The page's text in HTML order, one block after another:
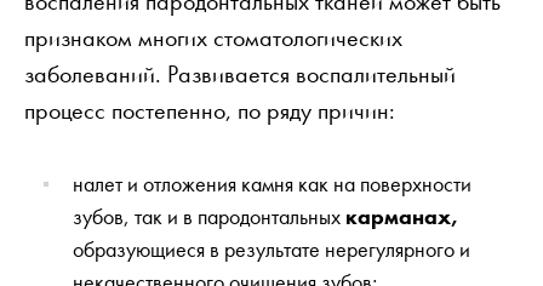
признаком многих стоматологических
заболеваний. Развивается воспалительный
процесс постепенно, по ряду причин:
налет и отложения камня как на поверхности
зубов, так и в пародонтальных карманах,
образующиеся в результате нерегулярного и